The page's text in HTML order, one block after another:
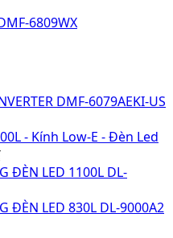
DMF-2699WXL
DMF-2799AX
DMF-3888W1